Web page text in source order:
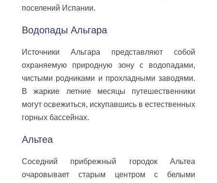
поселений Испании.
Водопады Альгара
Источники Альгара представляют собой
охраняемую природную зону с водопадами,
чистыми родниками и прохладными заводями.
В жаркие летние месяцы путешественники
могут освежиться, искупавшись в естественных
горных бассейнах.
Альтеа
Соседний прибрежный городок Альтеа
очаровывает старым центром с белыми